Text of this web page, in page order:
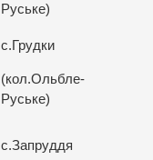
Руське)
с.Грудки
(кол.Ольбле-
Руське)
с.Запруддя